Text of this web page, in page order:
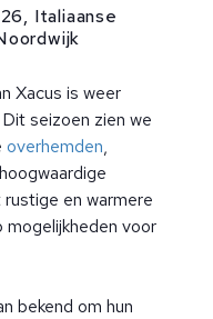
Italiaanse
Xacus is weer
seizoen zien we
overhemden,
en warmere
voor
bekend om hun